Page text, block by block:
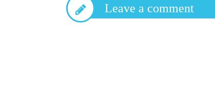
Leave a comment